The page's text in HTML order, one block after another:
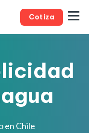
Cotiza
en Chile